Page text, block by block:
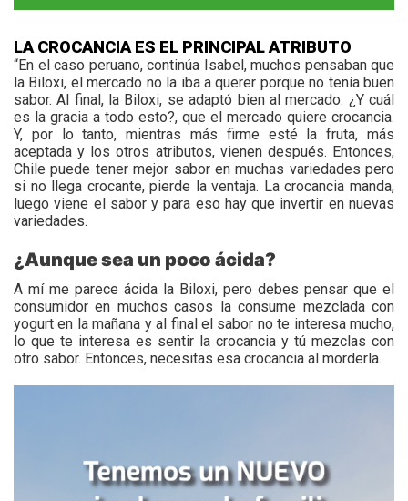
LA CROCANCIA ES EL PRINCIPAL ATRIBUTO
“En el caso peruano, continúa Isabel, muchos pensaban que
la Biloxi, el mercado no la iba a querer porque no tenía buen
sabor. Al final, la Biloxi, se adaptó bien al mercado. ¿Y cuál
es la gracia a todo esto?, que el mercado quiere crocancia.
Y, por lo tanto, mientras más firme esté la fruta, más
aceptada y los otros atributos, vienen después. Entonces,
Chile puede tener mejor sabor en muchas variedades pero
si no llega crocante, pierde la ventaja. La crocancia manda,
luego viene el sabor y para eso hay que invertir en nuevas
variedades.
¿Aunque sea un poco ácida?
A mí me parece ácida la Biloxi, pero debes pensar que el
consumidor en muchos casos la consume mezclada con
yogurt en la mañana y al final el sabor no te interesa mucho,
lo que te interesa es sentir la crocancia y tú mezclas con
otro sabor. Entonces, necesitas esa crocancia al morderla.